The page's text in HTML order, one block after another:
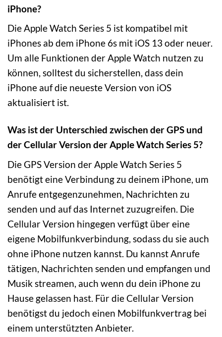
iPhone?
Die Apple Watch Series 5 ist kompatibel mit
iPhones ab dem iPhone 6s mit iOS 13 oder neuer.
Um alle Funktionen der Apple Watch nutzen zu
können, solltest du sicherstellen, dass dein
iPhone auf die neueste Version von iOS
aktualisiert ist.
Was ist der Unterschied zwischen der GPS und
der Cellular Version der Apple Watch Series 5?
Die GPS Version der Apple Watch Series 5
benötigt eine Verbindung zu deinem iPhone, um
Anrufe entgegenzunehmen, Nachrichten zu
senden und auf das Internet zuzugreifen. Die
Cellular Version hingegen verfügt über eine
eigene Mobilfunkverbindung, sodass du sie auch
ohne iPhone nutzen kannst. Du kannst Anrufe
tätigen, Nachrichten senden und empfangen und
Musik streamen, auch wenn du dein iPhone zu
Hause gelassen hast. Für die Cellular Version
benötigst du jedoch einen Mobilfunkvertrag bei
einem unterstützten Anbieter.